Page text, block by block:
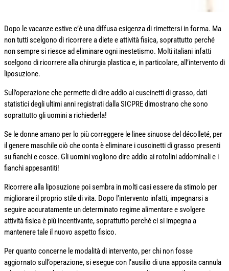
Dopo le vacanze estive c’è una diffusa esigenza di rimettersi in forma. Ma
non tutti scelgono di ricorrere a diete e attività fisica, soprattutto perché
non sempre si riesce ad eliminare ogni inestetismo. Molti italiani infatti
scelgono di ricorrere alla chirurgia plastica e, in particolare, all’intervento di
liposuzione.
Sull’operazione che permette di dire addio ai cuscinetti di grasso, dati
statistici degli ultimi anni registrati dalla SICPRE dimostrano che sono
soprattutto gli uomini a richiederla!
Se le donne amano per lo più correggere le linee sinuose del décolleté, per
il genere maschile ciò che conta è eliminare i cuscinetti di grasso presenti
su fianchi e cosce. Gli uomini vogliono dire addio ai rotolini addominali e i
fianchi appesantiti!
Ricorrere alla liposuzione poi sembra in molti casi essere da stimolo per
migliorare il proprio stile di vita. Dopo l’intervento infatti, impegnarsi a
seguire accuratamente un determinato regime alimentare e svolgere
attività fisica è più incentivante, soprattutto perché ci si impegna a
mantenere tale il nuovo aspetto fisico.
Per quanto concerne le modalità di intervento, per chi non fosse
aggiornato sull’operazione, si esegue con l’ausilio di una apposita cannula